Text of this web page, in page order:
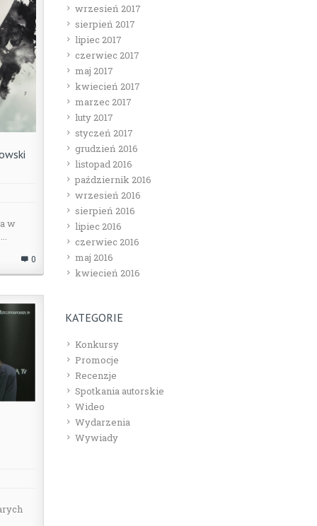
w
0
wrzesień 2017
sierpień 2017
lipiec 2017
czerwiec 2017
maj 2017
kwiecień 2017
marzec 2017
luty 2017
styczeń 2017
grudzień 2016
listopad 2016
październik 2016
wrzesień 2016
sierpień 2016
lipiec 2016
czerwiec 2016
maj 2016
kwiecień 2016
KATEGORIE
Konkursy
Promocje
Recenzje
Spotkania autorskie
Wideo
Wydarzenia
Wywiady